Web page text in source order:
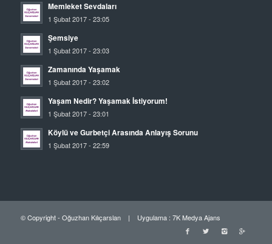
Memleket Sevdaları
1 Şubat 2017 - 23:05
Şemsiye
1 Şubat 2017 - 23:03
Zamanında Yaşamak
1 Şubat 2017 - 23:02
Yaşam Nedir? Yaşamak İstiyorum!
1 Şubat 2017 - 23:01
Köylü ve Gurbetçi Arasında Anlayış Sorunu
1 Şubat 2017 - 22:59
© Copyright - Oğuzhan Kılıçarslan | Uygulama : 7K Medya Ajans